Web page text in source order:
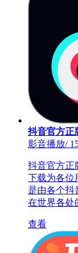
抖音官方正
影音播放/
抖音官方正
下载为各位
是由各个抖
在世界各处
查看